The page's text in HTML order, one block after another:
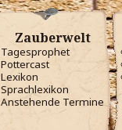
Zauberwelt
Tagesprophet
Pottercast
Lexikon
Sprachlexikon
Anstehende Termine